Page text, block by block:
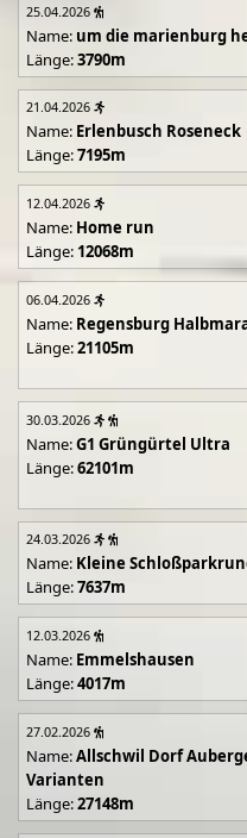
25.04.2026
Name: um die marienburg
Länge:3790m
21.04.2026
Name: Erlenbusch Roseneck
Länge:7195m
12.04.2026
Name: Home run
Länge: 12068m
06.04.2026
Name: Regensburg
Länge:21105m
30.03.2026
Name:G1 Grüngürtel Ultra
Länge:62101m
24.03.2026
Name: Kleine
Länge:7637m
12.03.2026
Name: Emmelshausen
Länge:4017m
27.02.2026
Name:Allschwil Dorf
Varianten
Länge:27148m